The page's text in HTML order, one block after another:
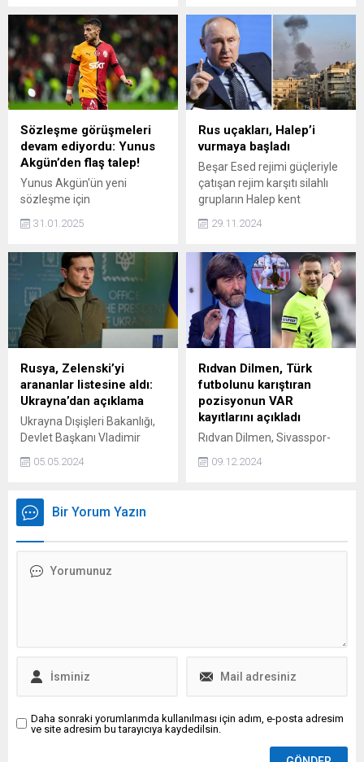
ettiklerini bildirdi.
Sözleşme görüşmeleri
devam ediyordu: Yunus
Akgün’den flaş talep!
Yunus Akgün'ün yeni
sözleşme için
Galatasaray'dan 3 milyon
Euro talep ettiği iddia edildi.
31.01.2025
Rus uçakları, Halep’i
vurmaya başladı
Beşar Esed rejimi güçleriyle
çatışan rejim karşıtı silahlı
grupların Halep kent
merkezine girmesiyle
birlikte bölgedeki tansiyon
üzerine Rus güçleri Halep'i
vurmaya başladı.
29.11.2024
Rusya, Zelenski’yi
arananlar listesine aldı:
Ukrayna’dan açıklama
Ukrayna Dışişleri Bakanlığı,
Devlet Başkanı Vladimir
arananlar listesine alındığına
ve propagandasının
çaresizliğinin kanıtı
05.05.2024
Rıdvan Dilmen, Türk
futbolunu karıştıran
pozisyonun VAR
kayıtlarını açıkladı
Rıdvan Dilmen, Sivasspor-
geçen Barış Alper Yılmaz-
09.12.2024
Bir Yorum Yazın
Daha sonraki yorumlarımda kullanılması için adım, e-posta adresim
ve site adresim bu tarayıcıya kaydedilsin.